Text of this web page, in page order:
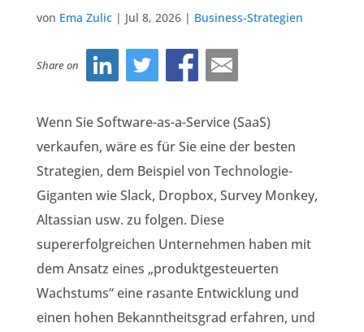
von Ema Zulic| Jul 8, 2026| Business-Strategien
Share on
Wenn Sie Software-as-a-Service (SaaS)
verkaufen, wäre es für Sie eine der besten
Strategien, dem Beispiel von Technologie-
Giganten wie Slack, Dropbox, Survey Monkey,
Altassian usw. zu folgen. Diese
supererfolgreichen Unternehmen haben mit
dem Ansatz eines „produktgesteuerten
Wachstums“ eine rasante Entwicklung und
einen hohen Bekanntheitsgrad erfahren, und